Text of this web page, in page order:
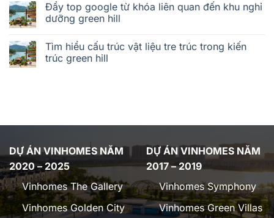
Đẩy top google từ khóa liên quan đến khu nghỉ
dưỡng green hill
Tìm hiểu cấu trúc vật liệu tre trúc trong kiến
trúc green hill
DỰ ÁN VINHOMES NĂM
2020 – 2025
Vinhomes The Gallery
Vinhomes Golden City
DỰ ÁN VINHOMES NĂM
2017 – 2019
Vinhomes Symphony
Vinhomes Green Villas